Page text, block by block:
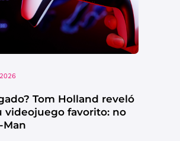
Tom Holland reveló
videojuego favorito: no
Man